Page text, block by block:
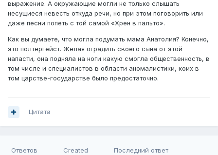
выражение. А окружающие могли не только слышать
несущиеся невесть откуда речи, но при этом поговорить или
даже песни попеть с той самой «Хрен в пальто».
Как вы думаете, что могла подумать мама Анатолия? Конечно,
это полтергейст. Желая оградить своего сына от этой
напасти, она подняла на ноги какую смогла общественность, в
том числе и специалистов в области аномалистики, коих в
том царстве-государстве было предостаточно.
Цитата
Ответов Created Последний ответ